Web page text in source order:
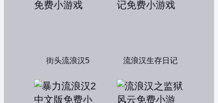
街头流浪汉5 流浪汉生存日记